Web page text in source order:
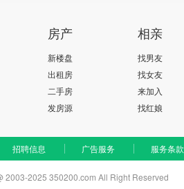
房产
新楼盘
出租房
二手房
发房源
相亲
找男友
找女友
来加入
找红娘
招聘信息 广告服务 服务条款
2003-2025 350200.com All Right Reserved